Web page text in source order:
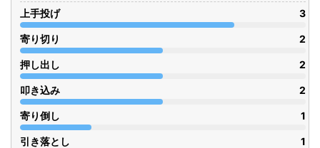
上手投げ 3
寄り切り 2
押し出し 2
叩き込み 2
寄り倒し 1
引き落とし 1